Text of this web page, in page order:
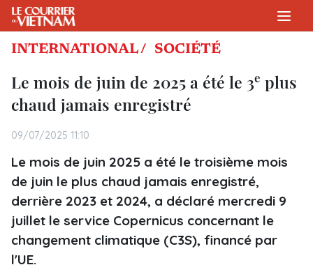
INTERNATIONAL / SOCIÉTÉ
Le mois de juin de 2025 a été le 3e plus
chaud jamais enregistré
09/07/2025 11:10
Le mois de juin 2025 a été le troisième mois
de juin le plus chaud jamais enregistré,
derrière 2023 et 2024, a déclaré mercredi 9
juillet le service Copernicus concernant le
changement climatique (C3S), financé par
l'UE.